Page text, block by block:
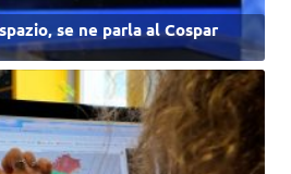
se ne parla al Cospar